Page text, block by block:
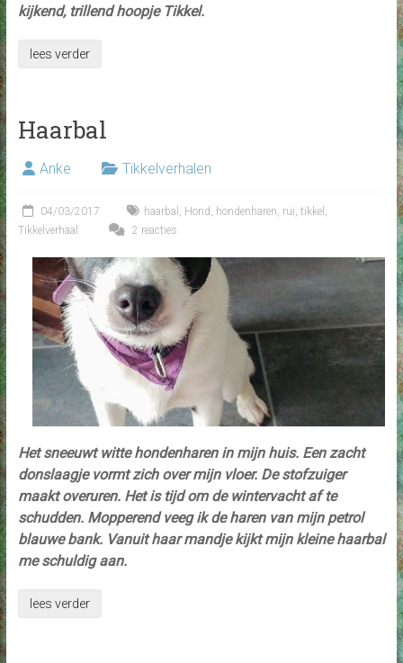
kijkend, trillend hoopje Tikkel.
lees verder
Haarbal
Anke Tikkelverhalen
04/03/2017 haarbal , Hond , hondenharen, rui, tikkel ,
Tikkelverhaal
2 reacties
Het sneeuwt witte hondenharen in mijn huis. Een zacht
donslaagje vormt zich over mijn vloer. De stofzuiger
maakt overuren. Het is tijd om de wintervacht af te
schudden. Mopperend veeg ik de haren van mijn petrol
blauwe bank. Vanuit haar mandje kijkt mijn kleine haarbal
me schuldig aan.
lees verder